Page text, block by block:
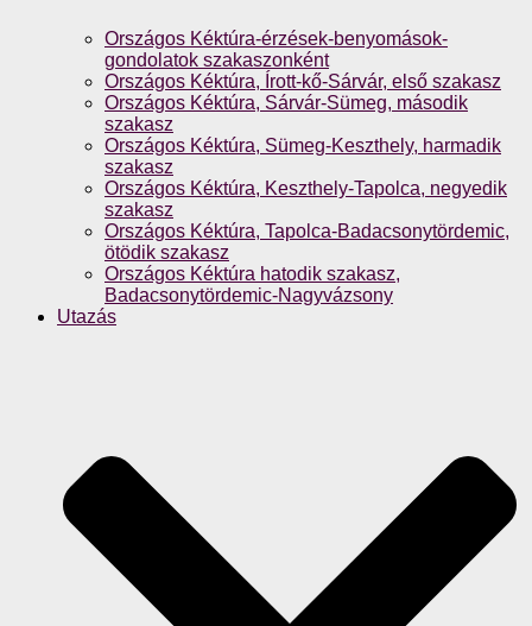
Országos Kéktúra-érzések-benyomások-
gondolatok szakaszonként
Országos Kéktúra, Írott-kő-Sárvár, első szakasz
Országos Kéktúra, Sárvár-Sümeg, második
szakasz
Országos Kéktúra, Sümeg-Keszthely, harmadik
szakasz
Országos Kéktúra, Keszthely-Tapolca, negyedik
szakasz
Országos Kéktúra, Tapolca-Badacsonytördemic,
ötödik szakasz
Országos Kéktúra hatodik szakasz,
Badacsonytördemic-Nagyvázsony
Utazás